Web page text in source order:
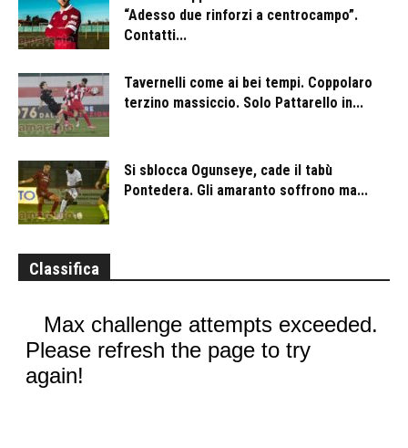
“Adesso due rinforzi a centrocampo”.
Contatti...
Tavernelli come ai bei tempi. Coppolaro
terzino massiccio. Solo Pattarello in...
Si sblocca Ogunseye, cade il tabù
Pontedera. Gli amaranto soffrono ma...
Classifica